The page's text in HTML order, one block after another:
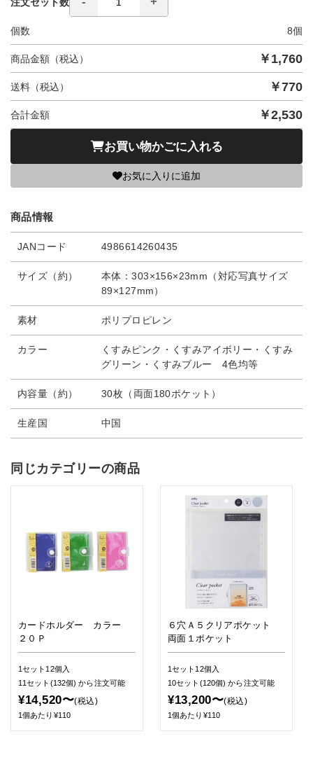
個数 8個
商品金額（税込） ￥ 1,760
送料（税込） ￥770
合計金額 ￥2,530
お買い物かごに入れる
お気に入りに追加
商品情報
JANコード 4986614260435
サイズ（約）
本体：303×156×23mm（対応写真サイズ
89×127mm）
素材 ポリプロピレン
カラー
くすみピンク・くすみアイボリー・くすみ
グリーン・くすみブルー 4色均等
内容量（約） 30枚（両面180ポケット）
生産国 中国
同じカテゴリーの商品
カードホルダー カラー
２０Ｐ
1セット12個入
11セット(132個)から注文可能
¥14,520〜(税込)
1個あたり¥110
６穴Ａ５クリアポケット
両面１ポケット
1セット12個入
10セット(120個)から注文可能
¥13,200〜(税込)
1個あたり¥110